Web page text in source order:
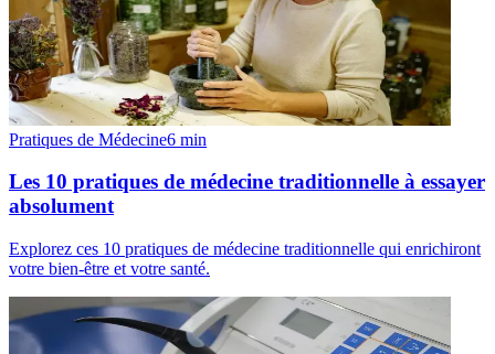
Pratiques de Médecine6 min
Les 10 pratiques de médecine traditionnelle à essayer
absolument
Explorez ces 10 pratiques de médecine traditionnelle qui enrichiront
votre bien-être et votre santé.